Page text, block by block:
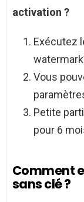
activation ?
Exécutez
Vous
Petite
pour 6
Comment
sans clé ?